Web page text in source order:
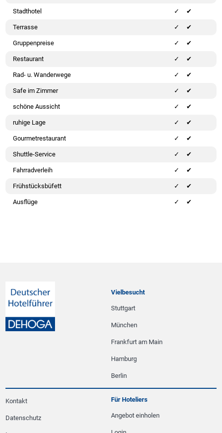
Stadthotel ✔
Terrasse ✔
Gruppenpreise ✔
Restaurant ✔
Rad- u. Wanderwege ✔
Safe im Zimmer ✔
schöne Aussicht ✔
ruhige Lage ✔
Gourmetrestaurant ✔
Shuttle-Service ✔
Fahrradverleih ✔
Frühstücksbüfett ✔
Ausflüge ✔
Vielbesucht
Stuttgart
München
Frankfurt am Main
Hamburg
Berlin
Kontakt
Datenschutz
Für Hoteliers
Angebot einholen